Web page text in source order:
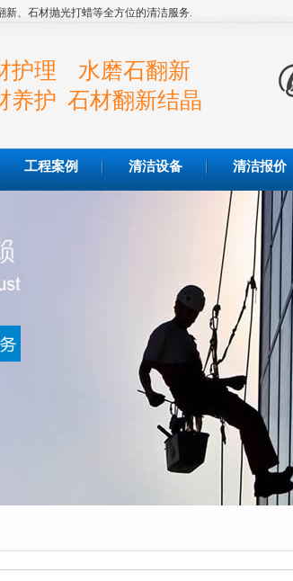
、石材抛光打蜡等全方位的清洁服务.
护理 水磨石翻新
养护 石材翻新结晶
工程案例 清洁设备 清洁报价